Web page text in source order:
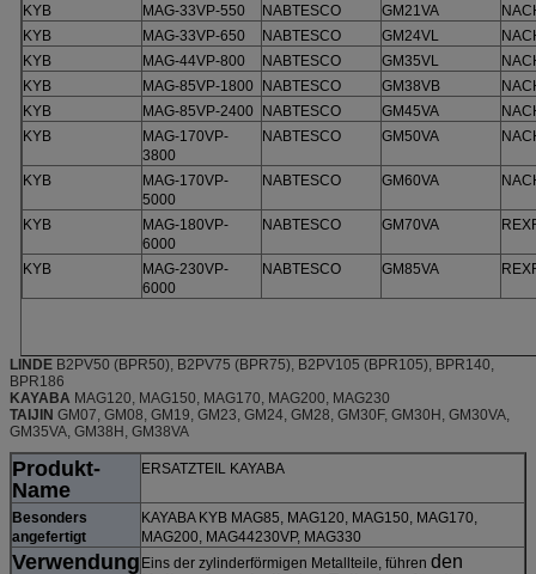
KYB
MAG-33VP-550 NABTESCO GM21VA
KYB
MAG-33VP-650 NABTESCO GM24VL
KYB
MAG-44VP-800 NABTESCO GM35VL
KYB
MAG-85VP-1800 NABTESCO GM38VB
KYB
MAG-85VP-2400 NABTESCO GM45VA
KYB
MAG-170VP-
3800
NABTESCO GM50VA
KYB
MAG-170VP-
5000
NABTESCO GM60VA
KYB
MAG-180VP-
6000
NABTESCO GM70VA
KYB
MAG-230VP-
6000
NABTESCO GM85VA
LINDE B2PV50 (BPR50), B2PV75 (BPR75), B2PV105 (BPR105), BPR140,
BPR186
KAYABA MAG120, MAG150, MAG170, MAG200, MAG230
TAIJIN GM07, GM08, GM19, GM23, GM24, GM28, GM30F, GM30H, GM30VA,
GM35VA, GM38H, GM38VA
Produkt-
Name
ERSATZTEIL KAYABA
Besonders
angefertigt
KAYABA KYB MAG85, MAG120, MAG150, MAG170,
MAG200, MAG44230VP, MAG330
Verwendung Eins der zylinderförmigen Metallteile, führen den